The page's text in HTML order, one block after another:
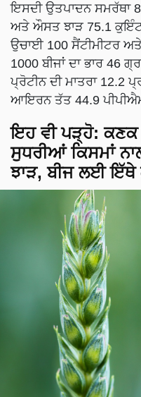
ਇਸਦੀ ਉਤਪਾਦਨ ਸਮਰੱਥਾ
ਅਤੇ ਔਸਤ ਝਾੜ 75.1
ਉਚਾਈ 100 ਸੈਂਟੀਮੀਟਰ
1000 ਬੀਜਾਂ ਦਾ ਭਾਰ 46
ਪ੍ਰੋਟੀਨ ਦੀ ਮਾਤਰਾ 12.2
ਆਇਰਨ ਤੱਤ 44.9
ਇਹ ਵੀ ਪੜ੍ਹੋ:ਕਣਕ
ਸੁਧਰੀਆਂ ਕਿਸਮਾਂ
ਝਾੜ, ਬੀਜ ਲਈ